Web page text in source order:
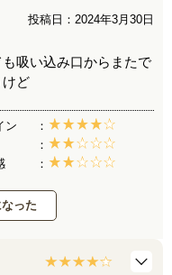
投稿日：2024年3月30日
吸い込み口からまたで
ど
ン
った